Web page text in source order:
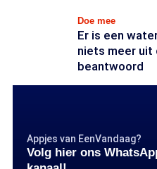
Doe mee
Er is een
niets meer uit
beantwoord
Appjes van EenVandaag?
Volg hier ons